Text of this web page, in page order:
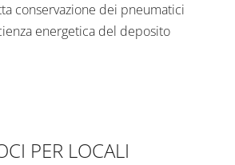
conservazione dei pneumatici
energetica del deposito
PER LOCALI